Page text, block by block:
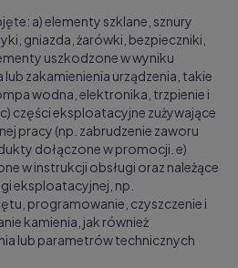
a) elementy szklane, sznury
gniazda, żarówki, bezpieczniki,
uszkodzone w wyniku
lub zakamienienia urządzenia, takie
wodna, elektronika, trzpienie i
części eksploatacyjne zużywające
pracy (np. zabrudzenie zaworu
dołączone w promocji. e)
w instrukcji obsługi oraz należące
eksploatacyjnej, np.
programowanie, czyszczenie i
kamienia, jak również
lub parametrów technicznych